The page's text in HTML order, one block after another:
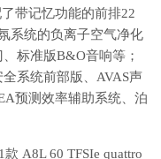
带记忆功能的前排22
系统的负离子空气净化
标准版B&O音响等；
系统前部版、AVAS声
预测效率辅助系统、泊